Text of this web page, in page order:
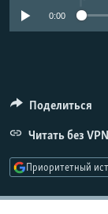
РАСПИСАНИЕ
0:00
Поделиться
Читать без VPN
Приоритетный